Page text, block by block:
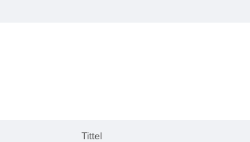
Tittel